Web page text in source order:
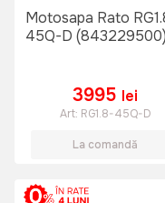
Motosapa Rato
45Q-D (843229500)
3995 lei
Art: RG1.8-45Q-D
La comandă